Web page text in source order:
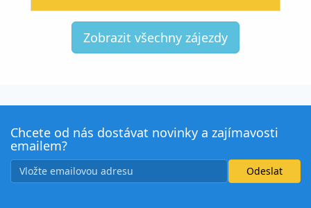
Zobrazit všechny zájezdy
Chcete od nás dostávat novinky a zajímavosti
emailem?